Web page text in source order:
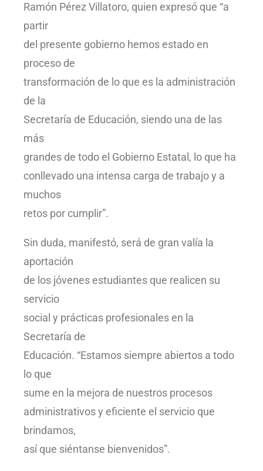
Ramón Pérez Villatoro, quien expresó que “a
partir
del presente gobierno hemos estado en
proceso de
transformación de lo que es la administración
de la
Secretaría de Educación, siendo una de las
más
grandes de todo el Gobierno Estatal, lo que ha
conllevado una intensa carga de trabajo y a
muchos
retos por cumplir”.
Sin duda, manifestó, será de gran valía la
aportación
de los jóvenes estudiantes que realicen su
servicio
social y prácticas profesionales en la
Secretaría de
Educación. “Estamos siempre abiertos a todo
lo que
sume en la mejora de nuestros procesos
administrativos y eficiente el servicio que
brindamos,
así que siéntanse bienvenidos”.